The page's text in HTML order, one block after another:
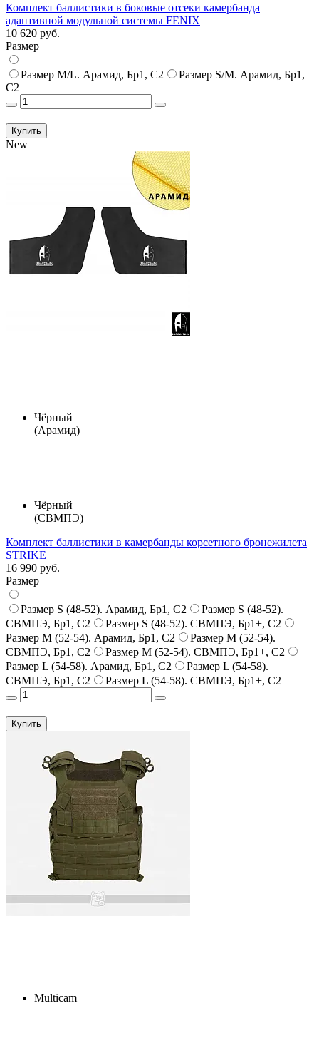
Комплект баллистики в боковые отсеки камербанда
адаптивной модульной системы FENIX
10 620 руб.
Размер
Размер M/L. Арамид, Бр1, С2
Размер S/M. Арамид, Бр1,
С2
Купить
New
Чёрный
(Арамид)
Чёрный
(СВМПЭ)
Комплект баллистики в камербанды корсетного бронежилета
STRIKE
16 990 руб.
Размер
Размер S (48-52). Арамид, Бр1, С2
Размер S (48-52).
СВМПЭ, Бр1, С2
Размер S (48-52). СВМПЭ, Бр1+, С2
Размер M (52-54). Арамид, Бр1, С2
Размер M (52-54).
СВМПЭ, Бр1, С2
Размер M (52-54). СВМПЭ, Бр1+, С2
Размер L (54-58). Арамид, Бр1, С2
Размер L (54-58).
СВМПЭ, Бр1, С2
Размер L (54-58). СВМПЭ, Бр1+, С2
Купить
Multicam